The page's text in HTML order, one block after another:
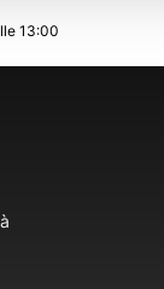
13:00